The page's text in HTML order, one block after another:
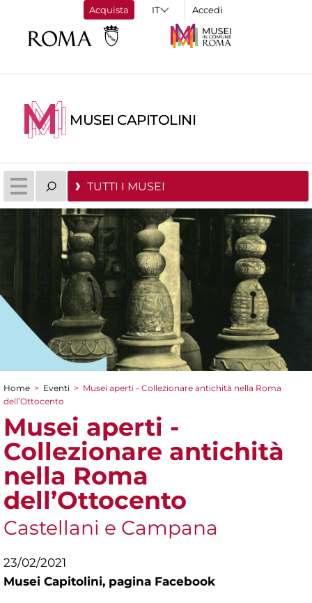
Acquista Accedi
MUSEI CAPITOLINI
TUTTI I MUSEI
Tu sei qui
Home > Eventi > Musei aperti - Collezionare antichità nella Roma
dell’Ottocento
Musei aperti -
Collezionare antichità
nella Roma
dell’Ottocento
Castellani e Campana
23/02/2021
Musei Capitolini, pagina Facebook